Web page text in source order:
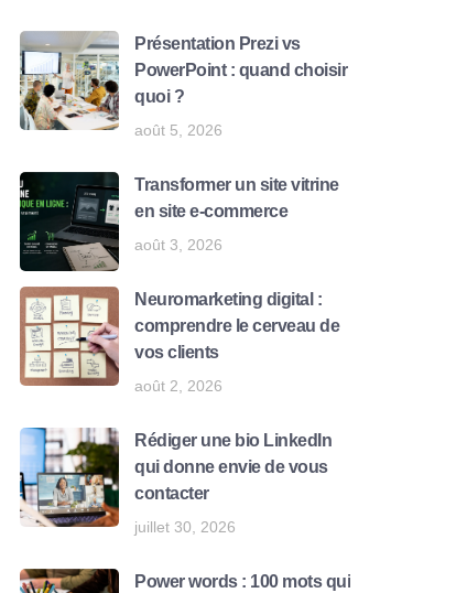
Présentation Prezi vs
PowerPoint : quand choisir
quoi ?
août 5, 2026
Transformer un site vitrine
en site e-commerce
août 3, 2026
Neuromarketing digital :
comprendre le cerveau de
vos clients
août 2, 2026
Rédiger une bio LinkedIn
qui donne envie de vous
contacter
juillet 30, 2026
Power words : 100 mots qui